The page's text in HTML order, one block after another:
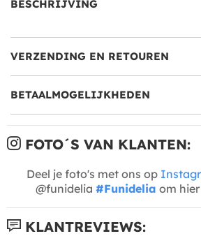
BESCHRIJVING
VERZENDING EN RETOUREN
BETAALMOGELIJKHEDEN
FOTO´S VAN KLANTEN:
Deel je foto's met ons op
@funidelia #Funidelia om
KLANTREVIEWS: